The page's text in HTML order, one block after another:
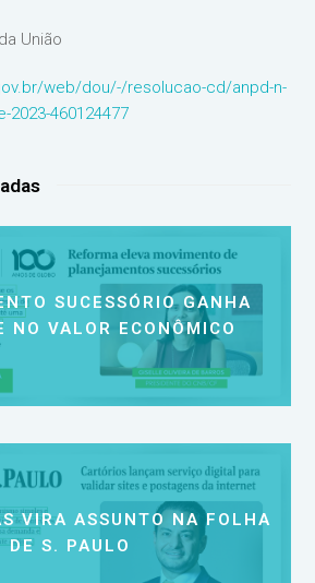
União
web/dou/-/resolucao-cd/anpd-n-
2023-460124477
SUCESSÓRIO GANHA
NO VALOR ECONÔMICO
VIRA ASSUNTO NA FOLHA
DE S. PAULO